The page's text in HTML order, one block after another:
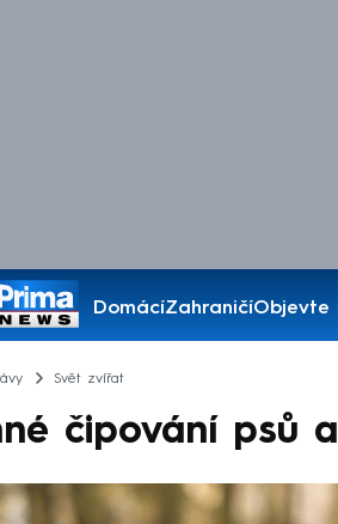
DomácíZahraničíObjevte
Pořady
Svět zvířat
čipování psů